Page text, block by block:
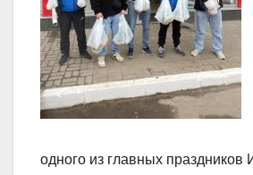
одного из главных праздников